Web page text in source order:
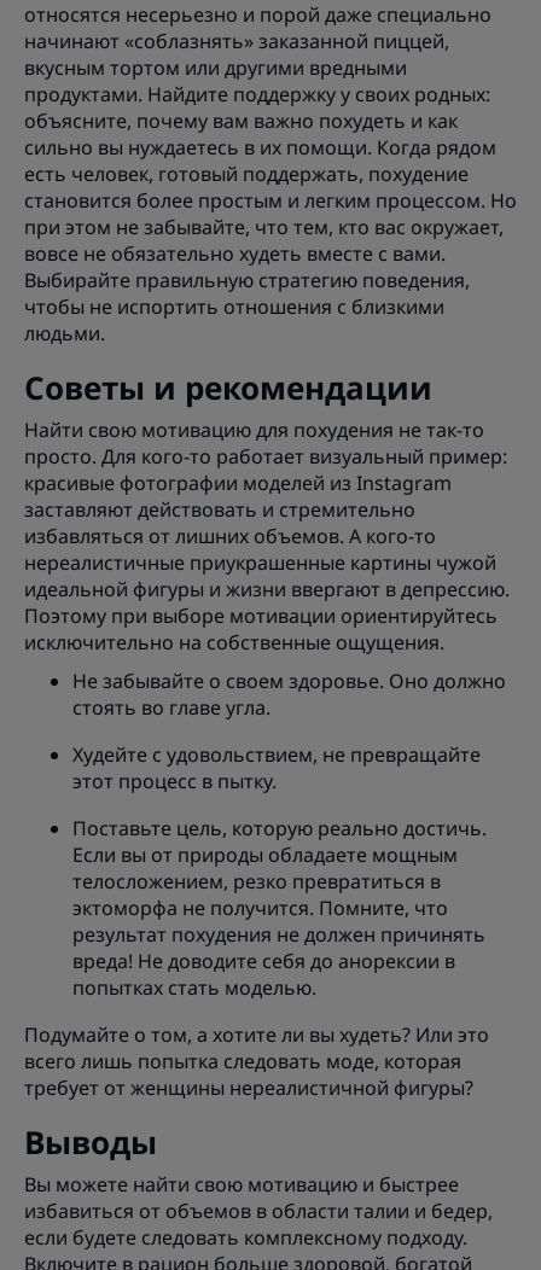
относятся несерьезно и порой даже специально
начинают «соблазнять» заказанной пиццей,
вкусным тортом или другими вредными
продуктами. Найдите поддержку у своих родных:
объясните, почему вам важно похудеть и как
сильно вы нуждаетесь в их помощи. Когда рядом
есть человек, готовый поддержать, похудение
становится более простым и легким процессом. Но
при этом не забывайте, что тем, кто вас окружает,
вовсе не обязательно худеть вместе с вами.
Выбирайте правильную стратегию поведения,
чтобы не испортить отношения с близкими
людьми.
Советы и рекомендации
Найти свою мотивацию для похудения не так-то
просто. Для кого-то работает визуальный пример:
красивые фотографии моделей из Instagram
заставляют действовать и стремительно
избавляться от лишних объемов. А кого-то
нереалистичные приукрашенные картины чужой
идеальной фигуры и жизни ввергают в депрессию.
Поэтому при выборе мотивации ориентируйтесь
исключительно на собственные ощущения.
Не забывайте о своем здоровье. Оно должно
стоять во главе угла.
Худейте с удовольствием, не превращайте
этот процесс в пытку.
Поставьте цель, которую реально достичь.
Если вы от природы обладаете мощным
телосложением, резко превратиться в
эктоморфа не получится. Помните, что
результат похудения не должен причинять
вреда! Не доводите себя до анорексии в
попытках стать моделью.
Подумайте о том, а хотите ли вы худеть? Или это
всего лишь попытка следовать моде, которая
требует от женщины нереалистичной фигуры?
Выводы
Вы можете найти свою мотивацию и быстрее
избавиться от объемов в области талии и бедер,
если будете следовать комплексному подходу.
Включите в рацион больше здоровой, богатой